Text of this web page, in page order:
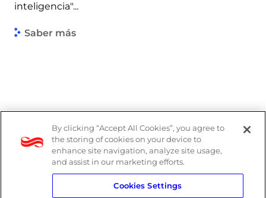
inteligencia"...
Saber más
By clicking “Accept All Cookies”, you agree to
the storing of cookies on your device to
enhance site navigation, analyze site usage,
and assist in our marketing efforts.
Cookies Settings